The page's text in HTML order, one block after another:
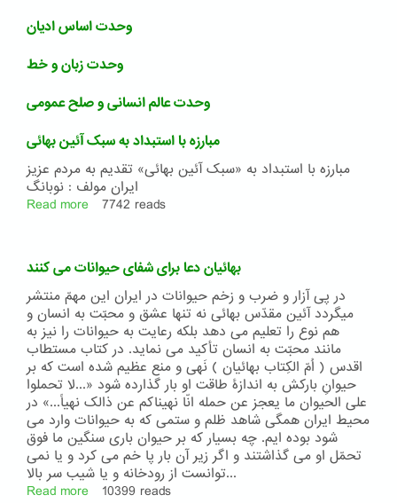
وحدت اساس ادیان
وحدت زبان و خط
وحدت عالم انسانی و صلح عمومی
مبارزه با استبداد به سبک آئین بهائی
مبارزه با استبداد به «سبک آئین بهائی» تقدیم به مردم عزیز
ایران مولف : نوبانگ
Read more about
استبداد
به
سبک
آئین
بهائی
7742 reads
بهائیان دعا برای شفای حیوانات می کنند
در پی آزار و ضرب و زخم حیوانات در ایران این مهمّ منتشر
میگردد آئین مقدّس بهائی نه تنها عشق و محبّت به انسان و
هم نوع را تعلیم می دهد بلکه رعایت به حیوانات را نیز به
مانند محبّت به انسان تأکید می نماید. در کتاب مستطاب
اقدس ( اُمّ الکِتاب بهائیان ) نَهی و منع عظیم شده است که بر
حیوانِ بارکش به اندازۀ طاقت او بار گذارده شود «...لا تحملوا
علی الحیوان ما یعجز عن حمله انّا نهیناکم عن ذالک نهیاً...» در
محیط ایران همگی شاهد ظلم و ستمی که به حیوانات وارد می
شود بوده ایم. چه بسیار که بر حیوان باری سنگین ما فوق
تحمّل او می گذاشتند و اگر زیر آن بار پا خم می کرد و یا نمی
توانست از رودخانه و یا شیب سر بالا...
Read more about
10399 reads